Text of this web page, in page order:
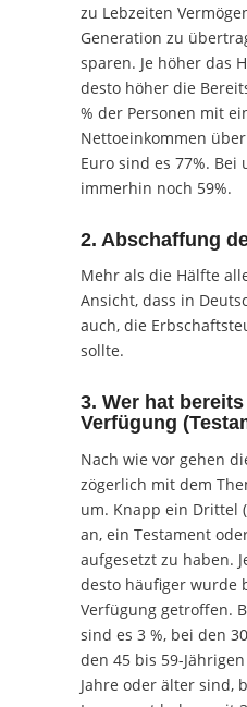
zu Lebzeiten
Generation zu
sparen. Je höher das
desto höher die
% der Personen mit
Nettoeinkommen über
Euro sind es 77%. Bei
immerhin noch 59%.
2. Abschaffung
Mehr als die Hälfte
Ansicht, dass in
auch, die
sollte.
3. Wer hat
Verfügung
Nach wie vor gehen
zögerlich mit dem
um. Knapp ein Drittel
an, ein Testament
aufgesetzt zu haben.
desto häufiger wurde
Verfügung getroffen.
sind es 3 %, bei den
den 45 bis 59-
Jahre oder älter sind,